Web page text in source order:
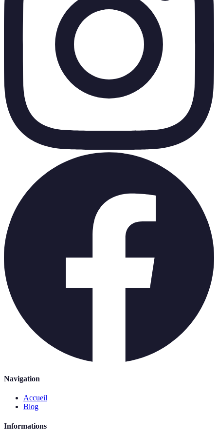
Navigation
Accueil
Blog
Informations